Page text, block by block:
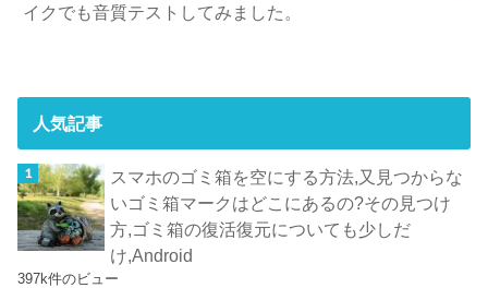
イクでも音質テストしてみました。
人気記事
スマホのゴミ箱を空にする方法,又見つからな
いゴミ箱マークはどこにあるの?その見つけ
方,ゴミ箱の復活復元についても少しだ
け,Android
397k件のビュー